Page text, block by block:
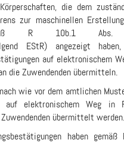
die dem
zur maschinellen
gemäß R 10b.1
EStR) angezeigt
auf elektronischem
die Zuwendenden übermitteln.
wie vor dem amtlichen
auf elektronischem Weg in
übermittelt werden.
haben